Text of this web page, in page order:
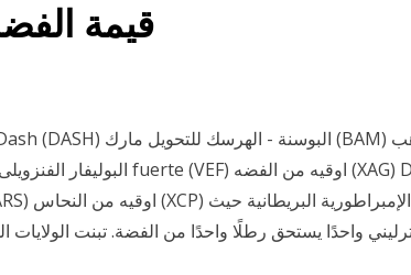
قيمة
واحدًا يستحق رطلًا واحدًا من الفضة. تبنت الولايات